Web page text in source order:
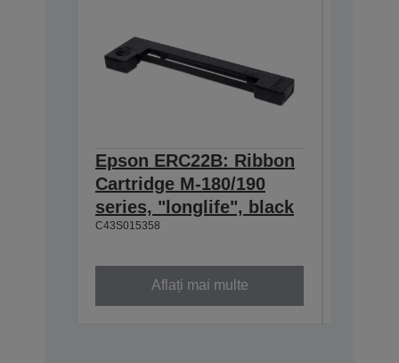
Epson ERC22B: Ribbon
Cartridge M-180/190
series, "longlife", black
C43S015358
Aflați mai multe